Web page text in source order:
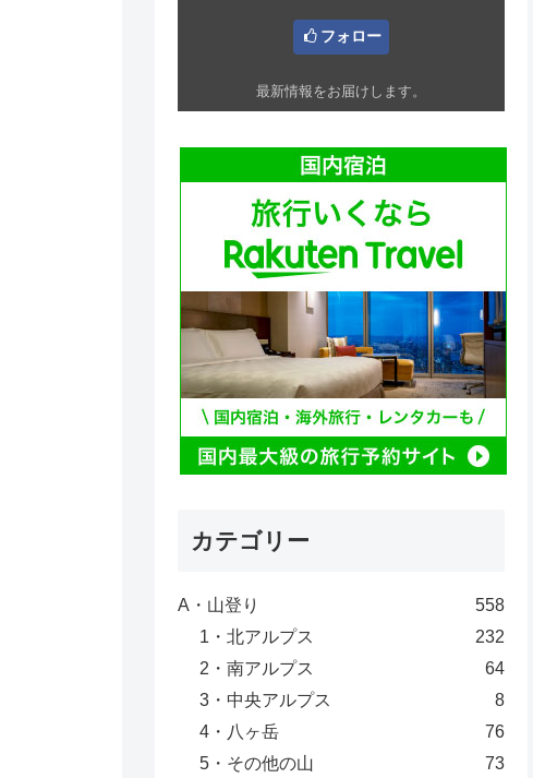
フォロー
最新情報をお届けします。
カテゴリー
A・山登り
558
1・北アルプス
232
2・南アルプス
64
3・中央アルプス
8
4・八ヶ岳
76
5・その他の山
73